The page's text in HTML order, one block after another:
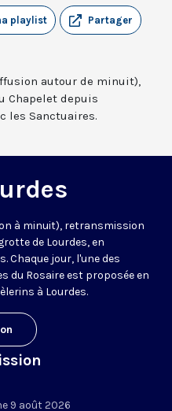
Partager
playlist
autour de minuit),
Chapelet depuis
les Sanctuaires.
à minuit), retransmission
de Lourdes, en
Chaque jour, l'une des
du Rosaire est proposée en
à Lourdes.
9 août 2026